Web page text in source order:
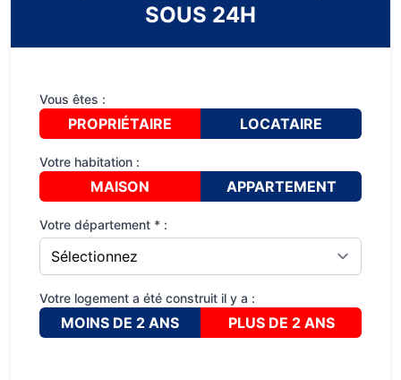
SOUS 24H
Vous êtes :
PROPRIÉTAIRE LOCATAIRE
Votre habitation :
MAISON APPARTEMENT
Votre département * :
Votre logement a été construit il y a :
MOINS DE 2 ANS PLUS DE 2 ANS